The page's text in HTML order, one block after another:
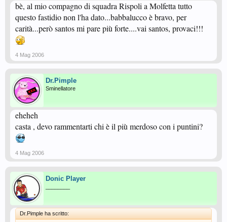
bè, al mio compagno di squadra Rispoli a Molfetta tutto
questo fastidio non l'ha dato...babbalucco è bravo, per
carità...però santos mi pare più forte....vai santos, provaci!!!
4 Mag 2006
Dr.Pimple
Sminellatore
eheheh
casta , devo rammentarti chi è il più merdoso con i puntini?
4 Mag 2006
Donic Player
Dr.Pimple ha scritto: